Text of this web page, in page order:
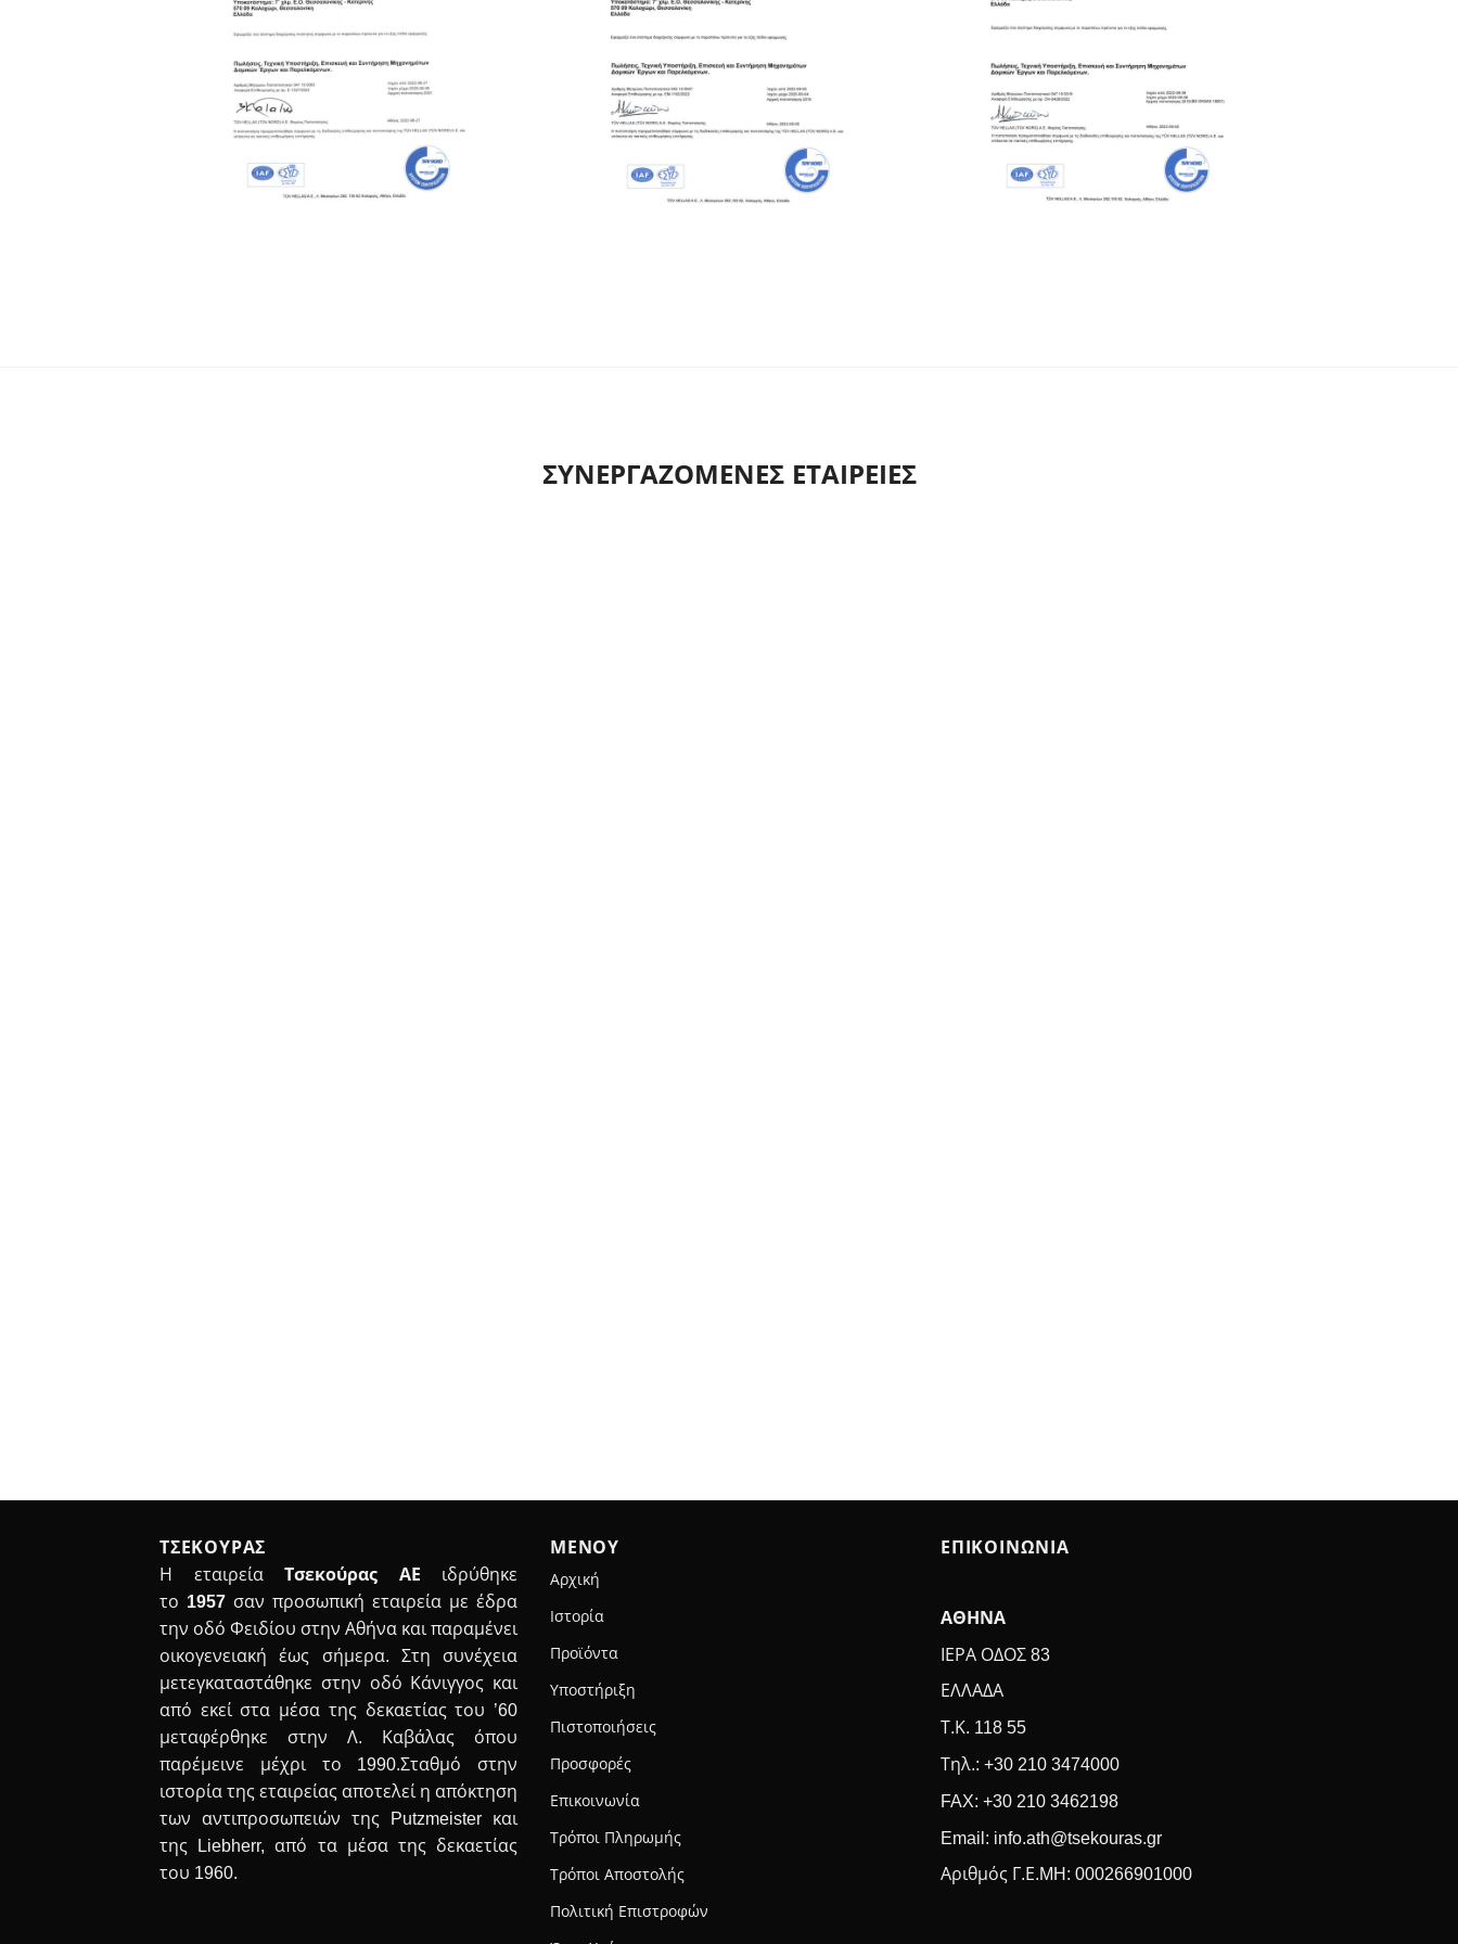
ΣΥΝΕΡΓΑΖΟΜΕΝΕΣ ΕΤΑΙΡΕΙΕΣ
ΤΣΕΚΟΥΡΑΣ
Η εταιρεία Τσεκούρας ΑΕ ιδρύθηκε
το 1957 σαν προσωπική εταιρεία με έδρα
την οδό Φειδίου στην Αθήνα και παραμένει
οικογενειακή έως σήμερα. Στη συνέχεια
μετεγκαταστάθηκε στην οδό Κάνιγγος και
από εκεί στα μέσα της δεκαετίας του ’60
μεταφέρθηκε στην Λ. Καβάλας όπου
παρέμεινε μέχρι το 1990.Σταθμό στην
ιστορία της εταιρείας αποτελεί η απόκτηση
των αντιπροσωπειών της Putzmeister και
της Liebherr, από τα μέσα της δεκαετίας
του 1960.
ΜΕΝΟΥ
Αρχική
Ιστορία
Προϊόντα
Υποστήριξη
Πιστοποιήσεις
Προσφορές
Επικοινωνία
Τρόποι Πληρωμής
Τρόποι Αποστολής
Πολιτική Επιστροφών
ΕΠΙΚΟΙΝΩΝΙΑ
ΑΘΗΝΑ
ΙΕΡΑ ΟΔΟΣ 83
ΕΛΛΑΔΑ
Τ.Κ. 118 55
Τηλ.: +30 210 3474000
FAX: +30 210 3462198
Email: info.ath@tsekouras.gr
Αριθμός Γ.Ε.MH: 000266901000